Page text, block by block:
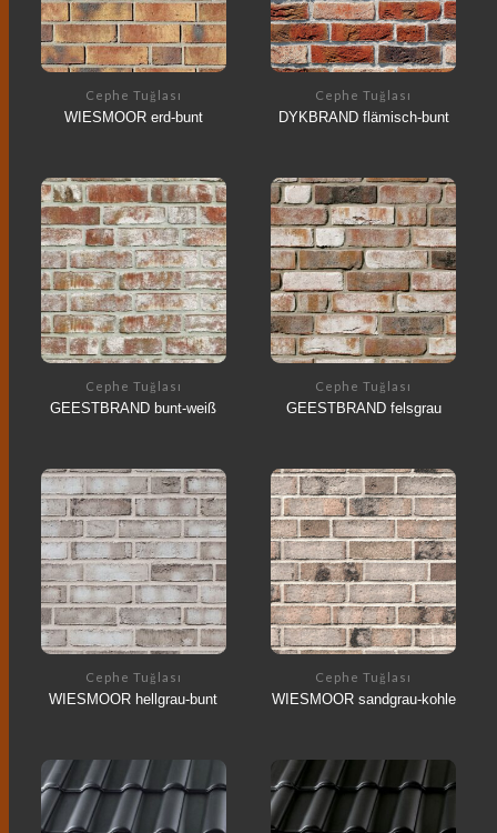
Cephe Tuğlası
WIESMOOR erd-bunt
Cephe Tuğlası
DYKBRAND flämisch-bunt
Cephe Tuğlası
GEESTBRAND bunt-weiß
Cephe Tuğlası
GEESTBRAND felsgrau
Cephe Tuğlası
WIESMOOR hellgrau-bunt
Cephe Tuğlası
WIESMOOR sandgrau-kohle